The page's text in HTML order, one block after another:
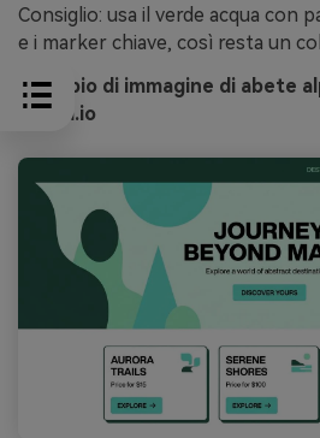
Consiglio: usa il verde acqua con
e i marker chiave, così resta un
Esempio di immagine di abete
media.io